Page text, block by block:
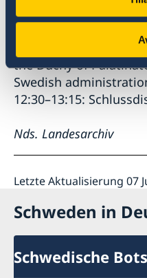
Beginn des 17.
Observations on the
the Duchy of
Swedish
12:30–13:15:
Nds. Landesarchiv
Letzte Aktualisierung 07
Schweden in
Schwedische